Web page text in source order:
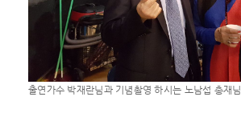
출연가수 박재란님과 기념촬영 하시는 노남섭 총재님